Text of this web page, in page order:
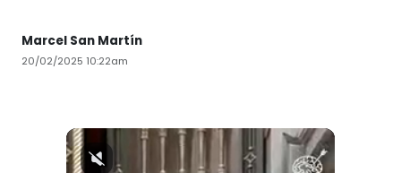
Marcel San Martín
20/02/2025 10:22am